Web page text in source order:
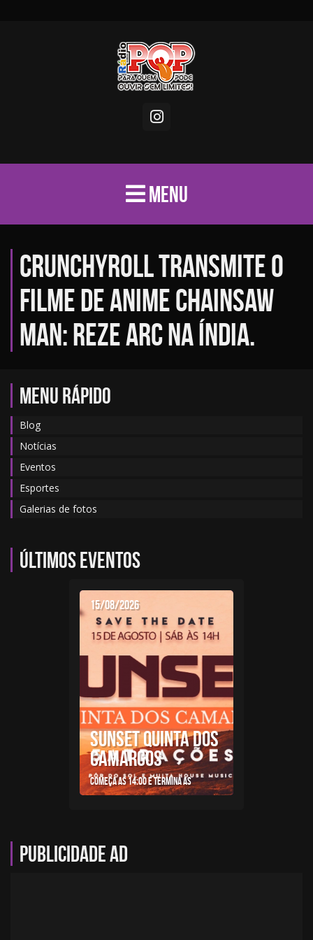
MENU
Crunchyroll transmite o
filme de anime Chainsaw
Man: Reze Arc na Índia.
MENU RÁPIDO
Blog
Notícias
Eventos
Esportes
Galerias de fotos
Últimos eventos
15/08/2026
SUNSET QUINTA DOS
CAMARGOS
Começa as 14:00 e termina as
Publicidade AD